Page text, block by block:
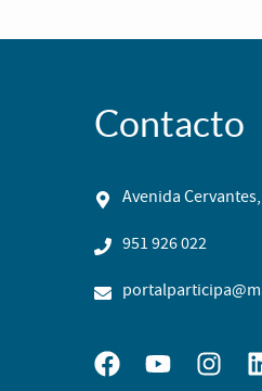
Contacto
Avenida
951 926 022